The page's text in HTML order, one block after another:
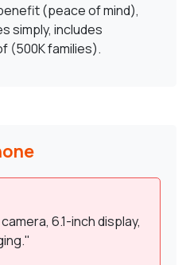
(peace of mind),
simply, includes
(500K families).
6.1-inch display,